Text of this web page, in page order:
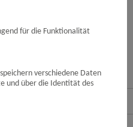
und Statistik-Cookies. Bei
um solche, die technisch
Dienst
nur auf Grund einer von
Einwilligung ist freiwillig.
nicht vollendet haben,
Sie können Ihre
auf und ändern Sie Ihre
für die Funktionalität
verschiedene Daten
und über die Identität des